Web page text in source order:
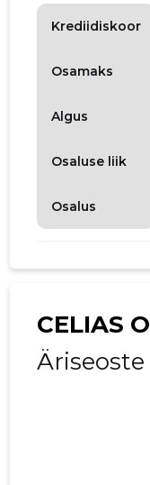
Krediidiskoor
Osamaks
Algus
Osaluse liik
Osalus
CELIAS